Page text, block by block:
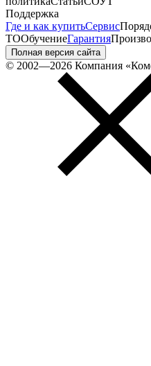
Поддержка
Где и как купитьСервис
ТООбучениеГарантия
Полная версия сайта
© 2002—2026 Компания